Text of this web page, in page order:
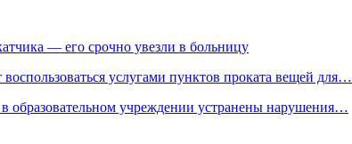
— его срочно увезли в больницу
услугами пунктов проката вещей для…
образовательном учреждении устранены нарушения…